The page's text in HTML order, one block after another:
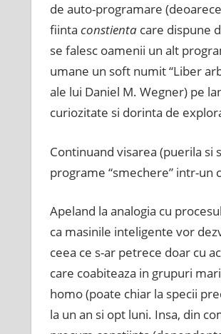
de auto-programare
fiinta constientacare dispune
se falesc oamenii un alt
umane un soft numit “Liber
ale lui Daniel M. Wegner) pe
curiozitate si dorinta de
Continuand visarea (puerila si
programe “smechere” intr-un
Apeland la analogia cu
ca masinile inteligente vor
ceea ce s-ar petrece doar cu
care coabiteaza in grupuri
homo (poate chiar la specii
la un an si opt luni. Insa, din